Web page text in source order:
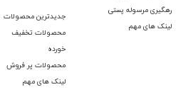
رهگیری مرسوله پستی
لینک های مهم
جدیدترین محصولات
محصولات تخفیف
خورده
محصولات پر فروش
لینک های مهم